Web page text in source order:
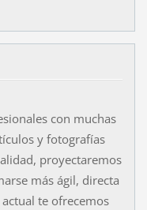
con muchas
y fotografías
proyectaremos
más ágil, directa
te ofrecemos